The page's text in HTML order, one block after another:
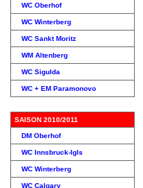
WC Oberhof
WC Winterberg
WC Sankt Moritz
WM Altenberg
WC Sigulda
WC + EM Paramonovo
SAISON 2010/2011
DM Oberhof
WC Innsbruck-Igls
WC Winterberg
WC Calgary